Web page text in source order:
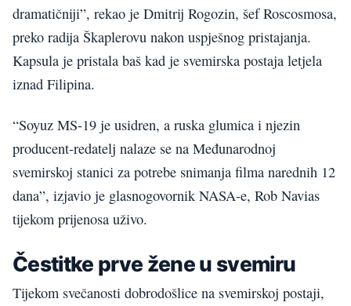
dramatičniji”, rekao je Dmitrij Rogozin, šef Roscosmosa,
preko radija Škaplerovu nakon uspješnog pristajanja.
Kapsula je pristala baš kad je svemirska postaja letjela
iznad Filipina.
“Soyuz MS-19 je usidren, a ruska glumica i njezin
producent-redatelj nalaze se na Međunarodnoj
svemirskoj stanici za potrebe snimanja filma narednih 12
dana”, izjavio je glasnogovornik NASA-e, Rob Navias
tijekom prijenosa uživo.
Čestitke prve žene u svemiru
Tijekom svečanosti dobrodošlice na svemirskoj postaji,